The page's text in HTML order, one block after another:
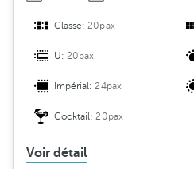
Classe:20pax
U:20pax
Impérial:24pax
Cocktail:20pax
Voir détail